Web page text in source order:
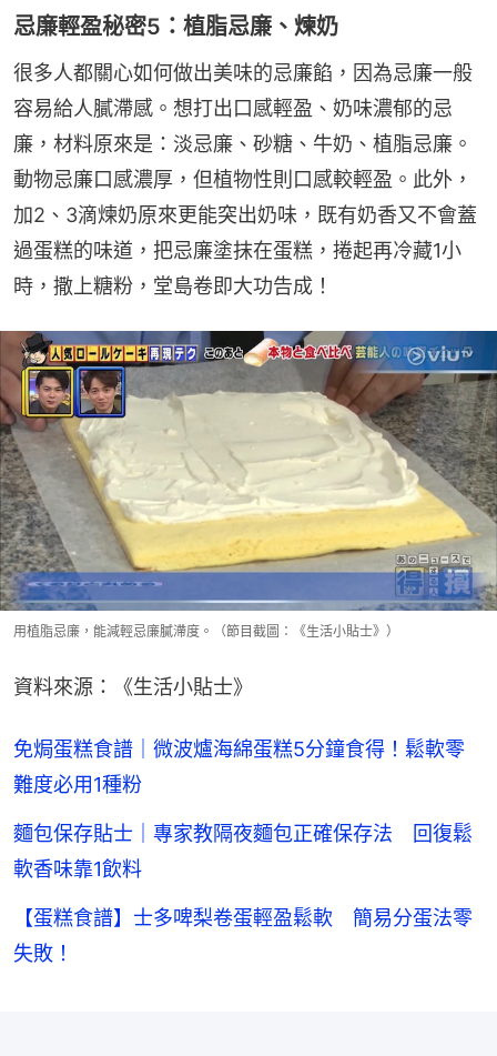
忌廉輕盈秘密5：植脂忌廉、煉奶
很多人都關心如何做出美味的忌廉餡，因為忌廉一般
容易給人膩滯感。想打出口感輕盈、奶味濃郁的忌
廉，材料原來是：淡忌廉、砂糖、牛奶、植脂忌廉。
動物忌廉口感濃厚，但植物性則口感較輕盈。此外，
加2、3滴煉奶原來更能突出奶味，既有奶香又不會蓋
過蛋糕的味道，把忌廉塗抹在蛋糕，捲起再冷藏1小
時，撒上糖粉，堂島卷即大功告成！
用植脂忌廉，能減輕忌廉膩滯度。（節目截圖：《生活小貼士》）
資料來源：《生活小貼士》
免焗蛋糕食譜｜微波爐海綿蛋糕5分鐘食得！鬆軟零
難度必用1種粉
麵包保存貼士｜專家教隔夜麵包正確保存法 回復鬆
軟香味靠1飲料
【蛋糕食譜】士多啤梨卷蛋輕盈鬆軟 簡易分蛋法零
失敗！